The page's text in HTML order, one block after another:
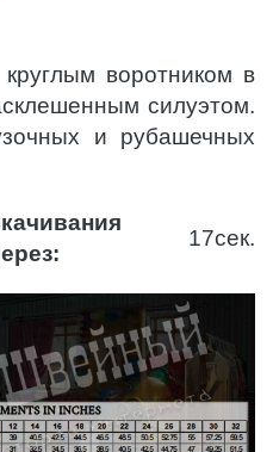
воротником в
силуэтом.
и рубашечных
17сек.